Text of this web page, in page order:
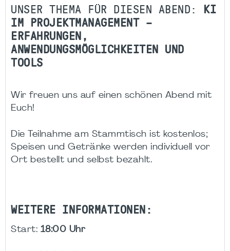
UNSER THEMA FÜR DIESEN ABEND: KI
IM PROJEKTMANAGEMENT –
ERFAHRUNGEN,
ANWENDUNGSMÖGLICHKEITEN UND
TOOLS
Wir freuen uns auf einen schönen Abend mit
Euch!
Die Teilnahme am Stammtisch ist kostenlos;
Speisen und Getränke werden individuell vor
Ort bestellt und selbst bezahlt.
WEITERE INFORMATIONEN:
Start: 18:00 Uhr